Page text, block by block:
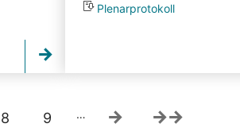
Plenarprotokoll
8 9 …